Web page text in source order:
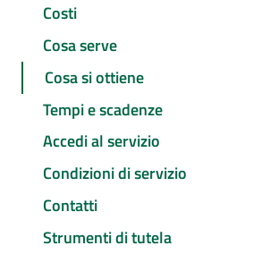
Costi
Cosa serve
Cosa si ottiene
Tempi e scadenze
Accedi al servizio
Condizioni di servizio
Contatti
Strumenti di tutela